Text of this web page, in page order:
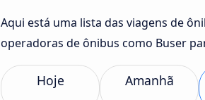
Aqui está uma lista das viagens de
operadoras de ônibus como Buser
Hoje Amanhã